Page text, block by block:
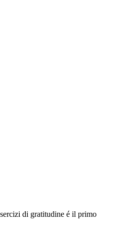
di gratitudine é il primo